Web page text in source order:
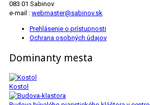
083 01 Sabinov
e-mail : webmaster@sabinov.sk
Prehlásenie o prístupnosti
Ochrana osobných údajov
Dominanty mesta
Kostol